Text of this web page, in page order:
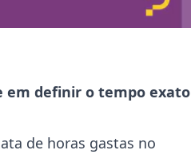
em definir o tempo exato
de horas gastas no